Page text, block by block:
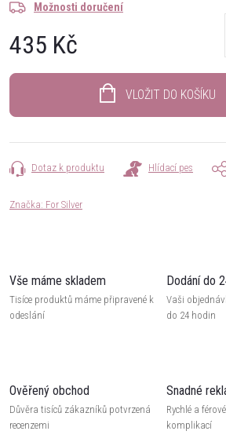
Možnosti doručení
435 Kč
VLOŽIT DO KOŠÍKU
Dotaz k produktu Hlídací pes
Značka: For Silver
Vše máme skladem
Tisíce produktů máme připravené k
odeslání
Dodání do
Vaši
do 24 hodin
Ověřený obchod
Důvěra tisíců zákazníků potvrzená
recenzemi
Snadné
Rychlé a
komplikací